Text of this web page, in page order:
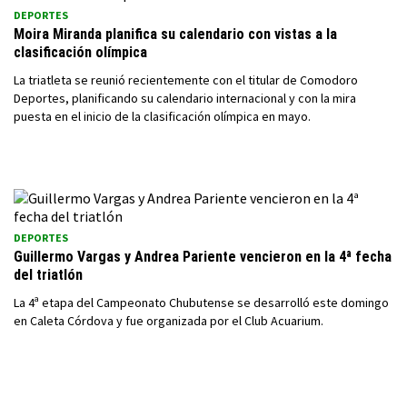
DEPORTES
Moira Miranda planifica su calendario con vistas a la
clasificación olímpica
La triatleta se reunió recientemente con el titular de Comodoro
Deportes, planificando su calendario internacional y con la mira
puesta en el inicio de la clasificación olímpica en mayo.
DEPORTES
Guillermo Vargas y Andrea Pariente vencieron en la 4ª fecha
del triatlón
La 4ª etapa del Campeonato Chubutense se desarrolló este domingo
en Caleta Córdova y fue organizada por el Club Acuarium.